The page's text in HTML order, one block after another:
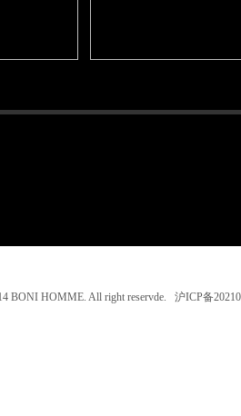
BONI HOMME. All right reservde. 沪ICP备